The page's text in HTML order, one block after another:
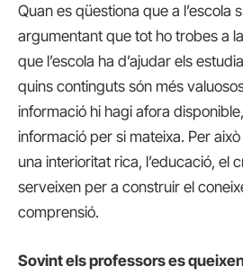
Quan es qüestiona que a l’escola
argumentant que tot ho trobes a
que l’escola ha d’ajudar els
quins continguts són més
informació hi hagi afora
informació per si mateixa. Per
una interioritat rica, l’educació, el
serveixen per a construir el
comprensió.
Sovint els professors es